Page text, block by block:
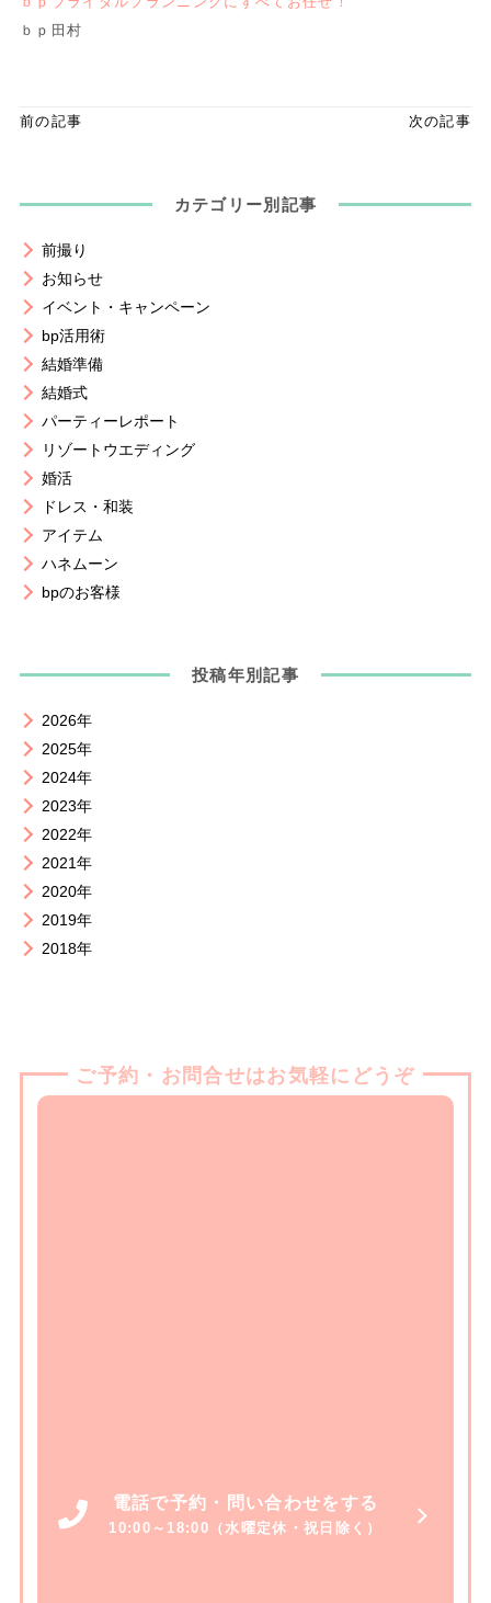
ｂｐ田村
前の記事 次の記事
カテゴリー別記事
前撮り
お知らせ
イベント・キャンペーン
bp活用術
結婚準備
結婚式
パーティーレポート
リゾートウエディング
婚活
ドレス・和装
アイテム
ハネムーン
bpのお客様
投稿年別記事
2026年
2025年
2024年
2023年
2022年
2021年
2020年
2019年
2018年
ご予約・お問合せはお気軽にどうぞ
電話で予約・問い合わせをする
10:00～18:00（水曜定休・祝日除く）